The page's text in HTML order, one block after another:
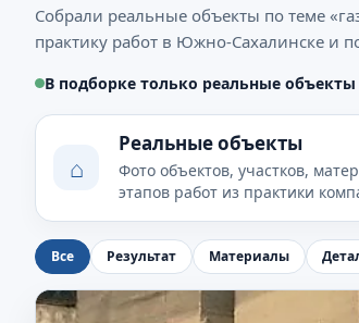
Собрали реальные объекты по теме
практику работ в Южно-Сахалинске и
В подборке только реальные
⌂
Реальные объекты
Фото объектов, участков,
этапов работ из практики
Все Результат Материалы